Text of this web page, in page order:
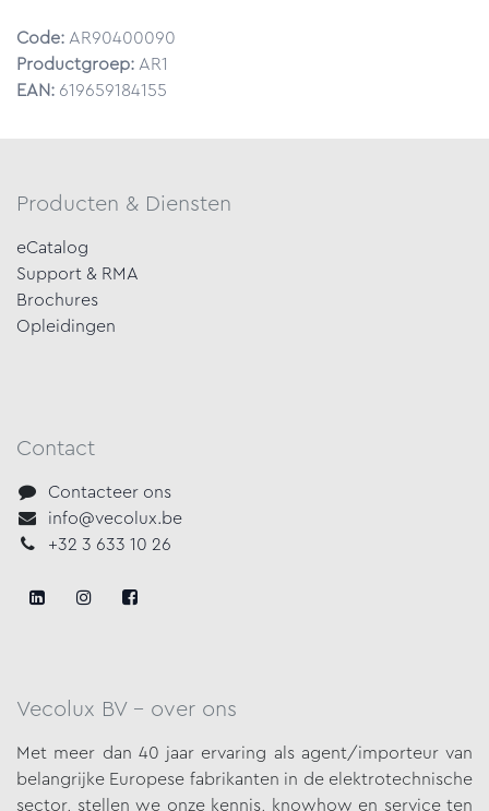
Code: AR90400090
Productgroep: AR1
EAN: 619659184155
Producten & Diensten
eCatalog
Support & RMA
Brochures
Opleidingen
Contact
Contacteer ons
info@vecolux.be
+32 3 633 10 26
Vecolux BV - over ons
Met meer dan 40 jaar ervaring als agent/importeur van
belangrijke Europese fabrikanten in de elektrotechnische
sector, stellen we onzekennis, knowhow en service ten